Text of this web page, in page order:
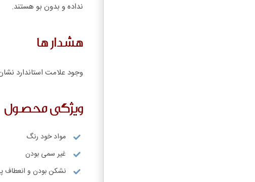
نداده و بدون بو هستند.
هشدار ها
وجود علامت استاندارد
ویژگی محصول
مواد خود رنگ
غیر سمی بودن
نشکن بودن و انعطاف